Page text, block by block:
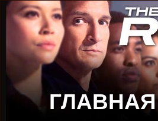
ГЛАВНАЯ